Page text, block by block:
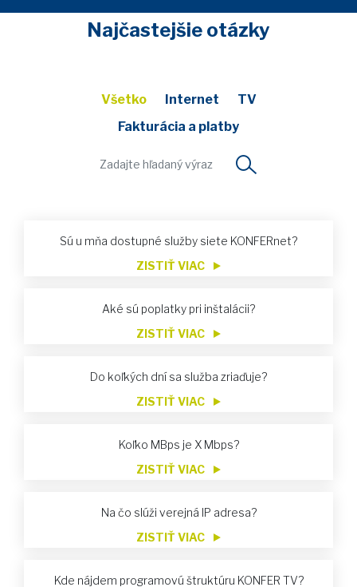
Najčastejšie otázky
Všetko Internet
TV
Fakturácia a platby
Sú u mňa dostupné služby siete KONFERnet?
ZISTIŤ VIAC
Aké sú poplatky pri inštalácii?
ZISTIŤ VIAC
Do koľkých dní sa služba zriaďuje?
ZISTIŤ VIAC
Koľko MBps je X Mbps?
ZISTIŤ VIAC
Na čo slúži verejná IP adresa?
ZISTIŤ VIAC
Kde nájdem programovú štruktúru KONFER TV?